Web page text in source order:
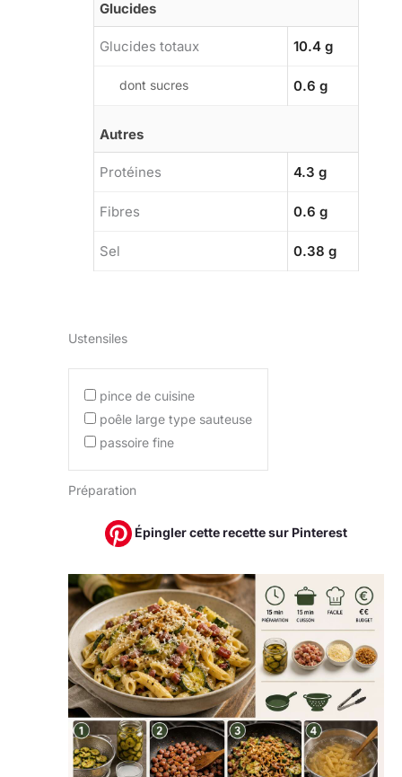
Glucides
Glucides totaux 10.4 g
dont sucres 0.6 g
Autres
Protéines 4.3 g
Fibres 0.6 g
Sel 0.38 g
Ustensiles
pince de cuisine
poêle large type sauteuse
passoire fine
Préparation
Épingler cette recette sur Pinterest